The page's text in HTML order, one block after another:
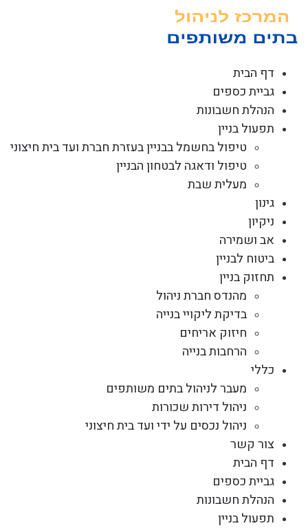
דף הבית
גביית כספים
הנהלת חשבונות
תפעול בניין
טיפול בחשמל בבניין בעזרת חברת ועד בית חיצוני
טיפול ודאגה לבטחון הבניין
מעלית שבת
גינון
ניקיון
אב ושמירה
ביטוח לבניין
תחזוק בניין
מהנדס חברת ניהול
בדיקת ליקויי בנייה
חיזוק אריחים
הרחבות בנייה
כללי
מעבר לניהול בתים משותפים
ניהול דירות שכורות
ניהול נכסים על ידי ועד בית חיצוני
צור קשר
דף הבית
גביית כספים
הנהלת חשבונות
תפעול בניין